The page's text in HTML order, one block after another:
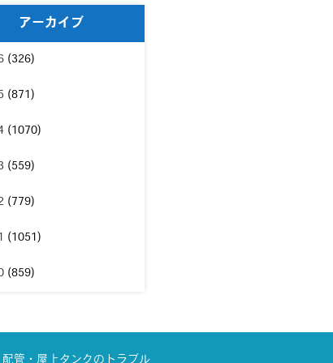
アーカイブ
(326)
(871)
(1070)
(559)
(779)
(1051)
(859)
配管・屋上タンクのトラブル